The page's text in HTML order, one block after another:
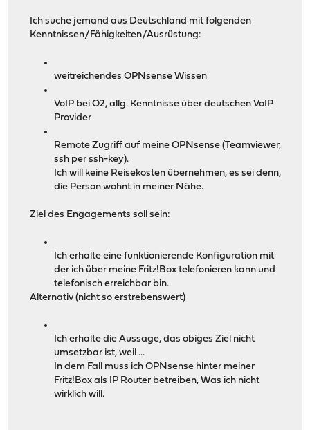
Ich suche jemand aus Deutschland mit folgenden
Kenntnissen/Fähigkeiten/Ausrüstung:
weitreichendes OPNsense Wissen
VoIP bei O2, allg. Kenntnisse über deutschen VoIP
Provider
Remote Zugriff auf meine OPNsense (Teamviewer,
ssh per ssh-key).
Ich will keine Reisekosten übernehmen, es sei denn,
die Person wohnt in meiner Nähe.
Ziel des Engagements soll sein:
Ich erhalte eine funktionierende Konfiguration mit
der ich über meine Fritz!Box telefonieren kann und
telefonisch erreichbar bin.
Alternativ (nicht so erstrebenswert)
Ich erhalte die Aussage, das obiges Ziel nicht
umsetzbar ist, weil ...
In dem Fall muss ich OPNsense hinter meiner
Fritz!Box als IP Router betreiben, Was ich nicht
wirklich will.